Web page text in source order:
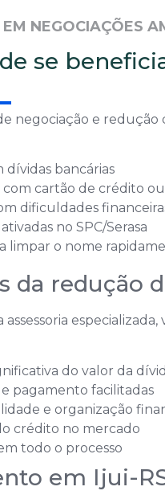
NEGOCIAÇÕES
se
de negociação e
dívidas bancárias
com cartão de crédito
dificuldades
no SPC/Serasa
limpar o nome
da redução
do valor da
pagamento facilitadas
e organização
crédito no mercado
todo o processo
em Ijui-